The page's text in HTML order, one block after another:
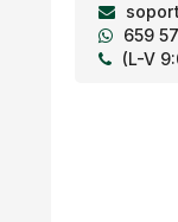
659
(L-V